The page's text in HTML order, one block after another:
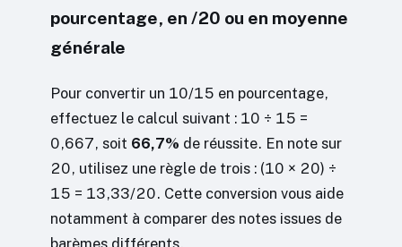
pourcentage, en /20 ou en moyenne
générale
Pour convertir un 10/15 en pourcentage,
effectuez le calcul suivant : 10 ÷ 15 =
0,667, soit 66,7% de réussite. En note sur
20, utilisez une règle de trois : (10 × 20) ÷
15 = 13,33/20. Cette conversion vous aide
notamment à comparer des notes issues de